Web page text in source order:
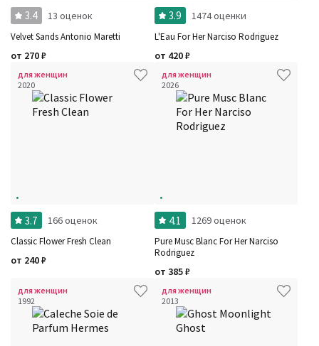
3.4 13 оценок
Velvet Sands Antonio Maretti
от 270₽
3.9 1474 оценки
L'Eau For Her Narciso Rodriguez
от 420₽
для женщин
2020
3.7 166 оценок
Classic Flower Fresh Clean
от 240₽
для женщин
2026
4.1 1269 оценок
Pure Musc Blanc For Her Narciso
Rodriguez
от 385₽
для женщин
1992
для женщин
2013